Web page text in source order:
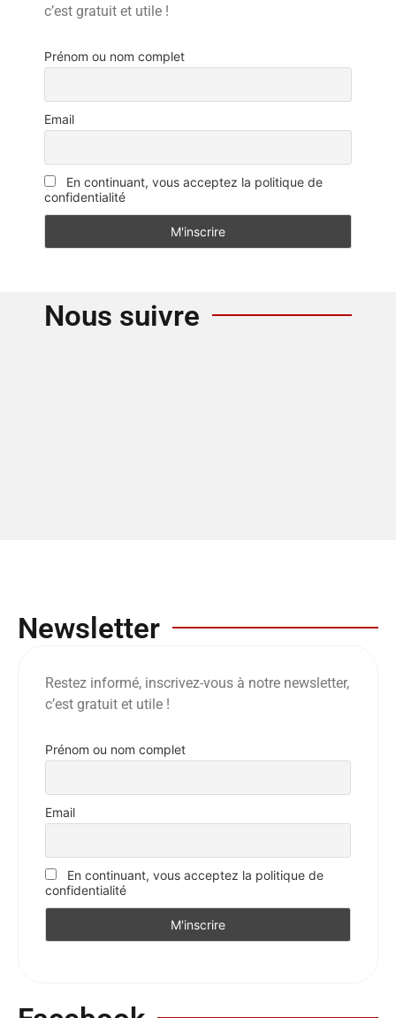
c’est gratuit et utile !
Prénom ou nom complet
Email
En continuant, vous acceptez la politique de
confidentialité
Nous suivre
Newsletter
Restez informé, inscrivez-vous à notre newsletter,
c’est gratuit et utile !
Prénom ou nom complet
Email
En continuant, vous acceptez la politique de
confidentialité